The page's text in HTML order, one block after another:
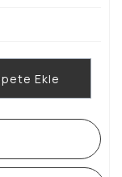
Ekle